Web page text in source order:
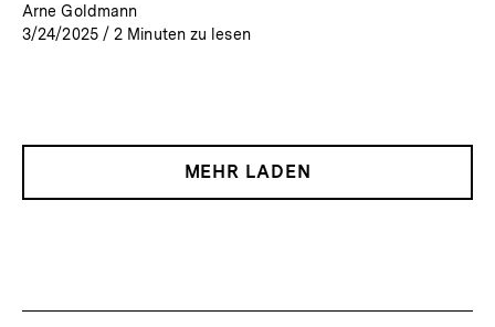
Arne Goldmann
3/24/2025 / 2 Minuten zu lesen
MEHR LADEN